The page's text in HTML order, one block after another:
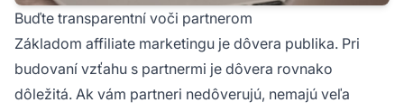
Buďte transparentní voči partnerom
Základom affiliate marketingu je dôvera publika. Pri
budovaní vzťahu s partnermi je dôvera rovnako
dôležitá. Ak vám partneri nedôverujú, nemajú veľa